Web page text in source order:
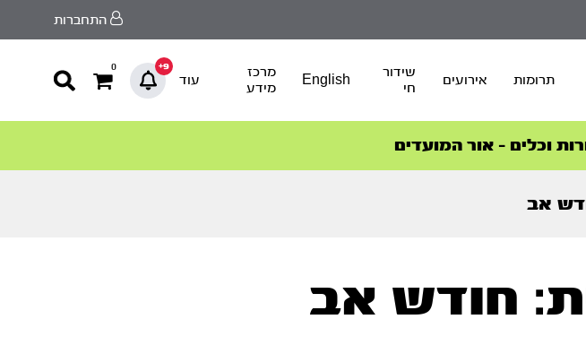
התחברות
תרומות אירועים
שידור
חי
English
מרכז
מידע
עוד
9+
0
– דרך המלך
וכלים – אור המועדים
הטבעית >
– דרך המלך
אב
חודש אב